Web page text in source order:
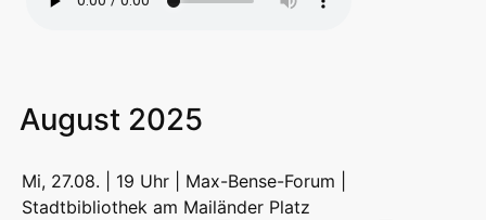
August 2025
Mi, 27.08. | 19 Uhr | Max-Bense-Forum |
Stadtbibliothek am Mailänder Platz